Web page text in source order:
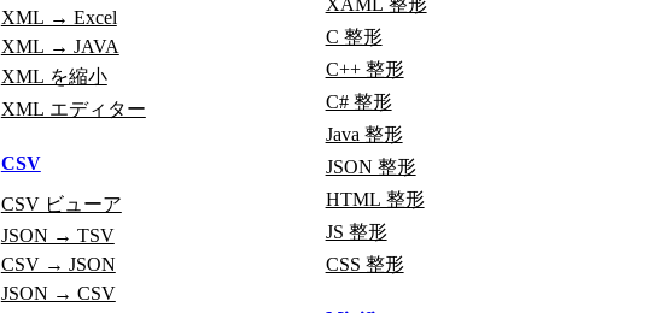
XML → Excel
XML → JAVA
XML を縮小
XML エディター
CSV
CSV ビューア
JSON → TSV
CSV → JSON
JSON → CSV
XAML 整形
C 整形
C++ 整形
C# 整形
Java 整形
JSON 整形
HTML 整形
JS 整形
CSS 整形